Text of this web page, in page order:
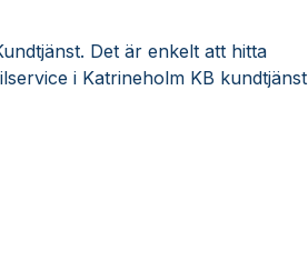
Det är enkelt att hitta
i Katrineholm KB kundtjänst